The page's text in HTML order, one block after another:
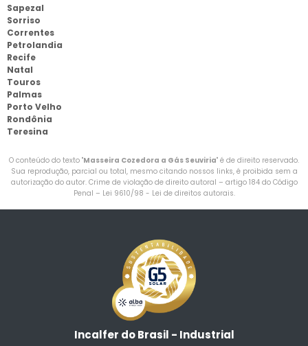
Sapezal
Sorriso
Correntes
Petrolandia
Recife
Natal
Touros
Palmas
Porto Velho
Rondônia
Teresina
O conteúdo do texto "Masseira Cozedora a Gás Seuviria" é de direito reservado.
Sua reprodução, parcial ou total, mesmo citando nossos links, é proibida sem a
autorização do autor. Crime de violação de direito autoral – artigo 184 do Código
Penal – Lei 9610/98 - Lei de direitos autorais.
Incalfer do Brasil - Industrial